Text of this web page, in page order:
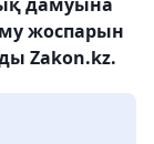
жоспарын
Zakon.kz.